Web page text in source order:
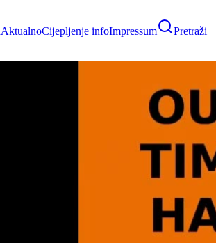
AktualnoCijepljenje infoImpressum Pretraži